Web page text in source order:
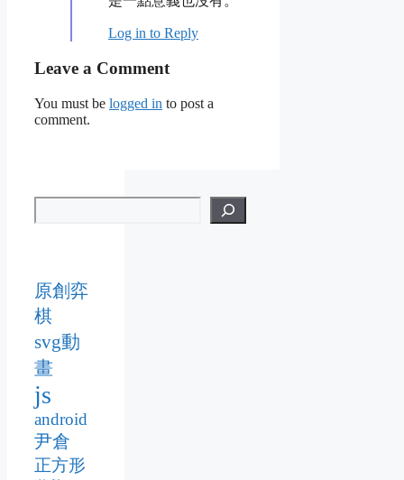
Log in to Reply
Leave a Comment
You must be logged in to post a
comment.
原創弈
棋
svg動
畫
js
android
尹倉
正方形